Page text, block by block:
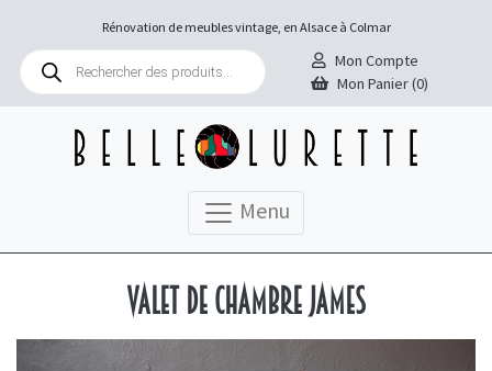
Rénovation de meubles vintage, en Alsace à Colmar
Recherche
produits
Mon Compte
Mon Panier (0)
Menu
Valet de chambre James